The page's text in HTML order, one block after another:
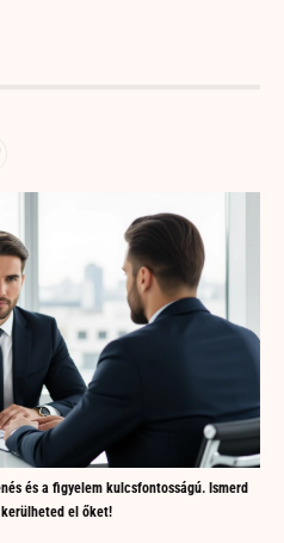
és a figyelem kulcsfontosságú. Ismerd
el őket!